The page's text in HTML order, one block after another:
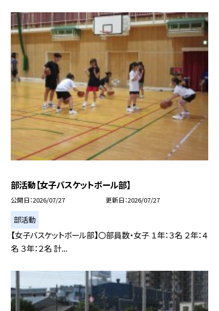
部活動【女子バスケットボール部】
公開日 2026/07/27 更新日 2026/07/27
部活動
【女子バスケットボール部】〇部員数・女子 １年：３名 ２年：４
名 ３年：２名 計...